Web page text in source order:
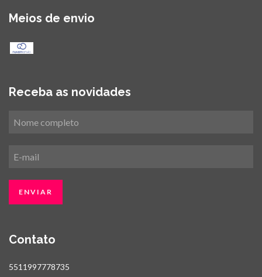
Meios de envio
Receba as novidades
Contato
5511997778735